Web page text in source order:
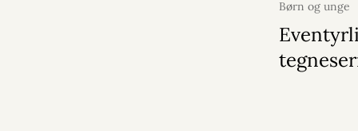
Børn og unge
2026